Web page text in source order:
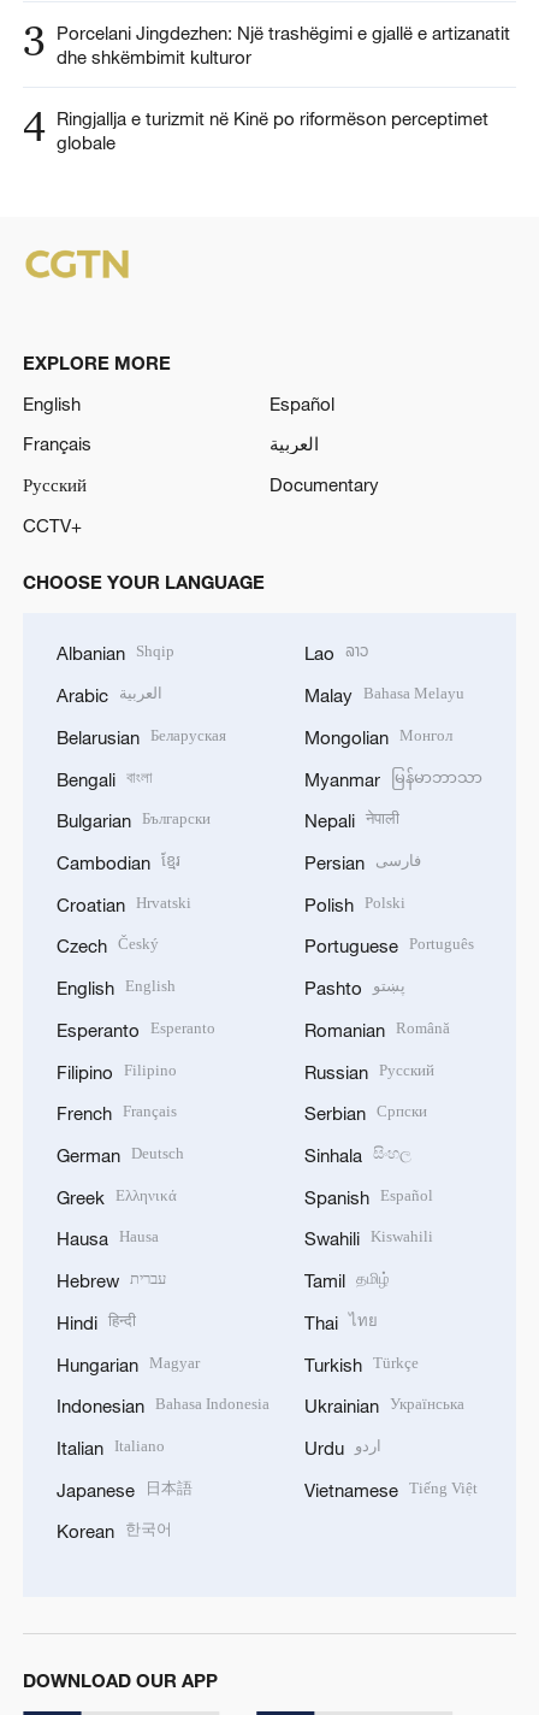
3
Porcelani Jingdezhen: Një trashëgimi e gjallë e artizanatit
dhe shkëmbimit kulturor
4 Ringjallja e turizmit në Kinë po riformëson perceptimet
globale
EXPLORE MORE
English
Español
Français
العربية
Русский
Documentary
CCTV+
CHOOSE YOUR LANGUAGE
Albanian Shqip
Arabic العربية
Belarusian Беларуская
Bengali বাংলা
Bulgarian Български
Cambodian ខ្មែរ
Croatian Hrvatski
Czech Český
English English
Esperanto Esperanto
Filipino Filipino
French Français
German Deutsch
Greek Ελληνικά
Hausa Hausa
Hebrew עברית
Hindi हिन्दी
Hungarian Magyar
Indonesian Bahasa Indonesia
Italian Italiano
Japanese 日本語
Korean 한국어
Lao ລາວ
Malay Bahasa Melayu
Mongolian Монгол
Myanmar မြန်မာဘာသာ
Nepali नेपाली
Persian فارسی
Polish Polski
Portuguese Português
Pashto پښتو
Romanian Română
Russian Русский
Serbian Српски
Sinhala සිංහල
Spanish Español
Swahili Kiswahili
Tamil தமிழ்
Thai ไทย
Turkish Türkçe
Ukrainian Українська
Urdu اردو
Vietnamese Tiếng Việt
DOWNLOAD OUR APP